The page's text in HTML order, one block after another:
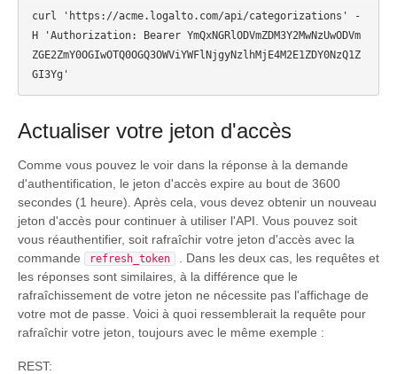
curl 'https://acme.logalto.com/api/categorizations' -
H 'Authorization: Bearer YmQxNGRlODVmZDM3Y2MwNzUwODVm
ZGE2ZmY0OGIwOTQ0OGQ3OWViYWFlNjgyNzlhMjE4M2E1ZDY0NzQ1Z
Actualiser votre jeton d'accès
Comme vous pouvez le voir dans la réponse à la demande
d'authentification, le jeton d'accès expire au bout de 3600
secondes (1 heure). Après cela, vous devez obtenir un nouveau
jeton d'accès pour continuer à utiliser l'API. Vous pouvez soit
vous réauthentifier, soit rafraîchir votre jeton d'accès avec la
commande
refresh_token
. Dans les deux cas, les requêtes et
les réponses sont similaires, à la différence que le
rafraîchissement de votre jeton ne nécessite pas l'affichage de
votre mot de passe. Voici à quoi ressemblerait la requête pour
rafraîchir votre jeton, toujours avec le même exemple :
REST: